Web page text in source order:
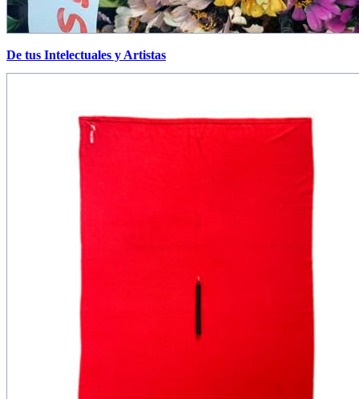
De tus Intelectuales y Artistas